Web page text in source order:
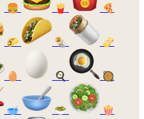
🍔 🍟 🍕
🌮 🌯 🫔
🥚 🍳 🥘
🥣 🥗 🍿